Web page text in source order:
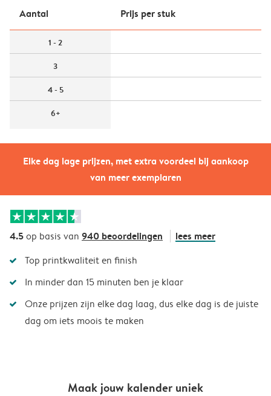
Elke dag lage prijzen, met extra voordeel bij aankoop
van meer exemplaren
Aantal Prijs per stuk
1 - 2
3
4 - 5
6+
4.5op basis van 940 beoordelingen lees meer
Top printkwaliteit en finish
In minder dan 15 minuten ben je klaar
Onze prijzen zijn elke dag laag, dus elke dag is de juiste
dag om iets moois te maken
Maak jouw kalender uniek